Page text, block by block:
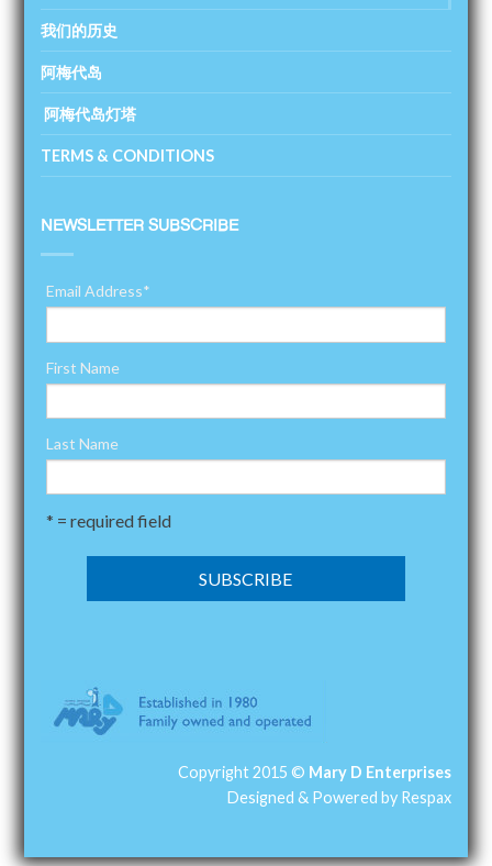
我们的历史
阿梅代岛
阿梅代岛灯塔
TERMS & CONDITIONS
NEWSLETTER SUBSCRIBE
Email Address*
First Name
Last Name
* = required field
Copyright 2015 © Mary D Enterprises
Designed & Powered by Respax